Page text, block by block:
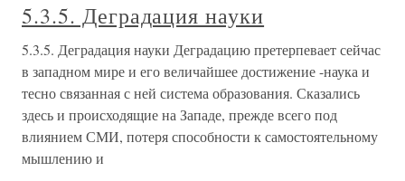
5.3.5. Деградация науки
5.3.5. Деградация науки Деградацию претерпевает сейчас
в западном мире и его величайшее достижение -наука и
тесно связанная с ней система образования. Сказались
здесь и происходящие на Западе, прежде всего под
влиянием СМИ, потеря способности к самостоятельному
мышлению и